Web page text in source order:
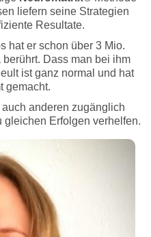
liefern seine Strategien
Resultate.
hat er schon über 3 Mio.
Dass man bei ihm
ist ganz normal und hat
gemacht.
anderen zugänglich
gleichen Erfolgen verhelfen.